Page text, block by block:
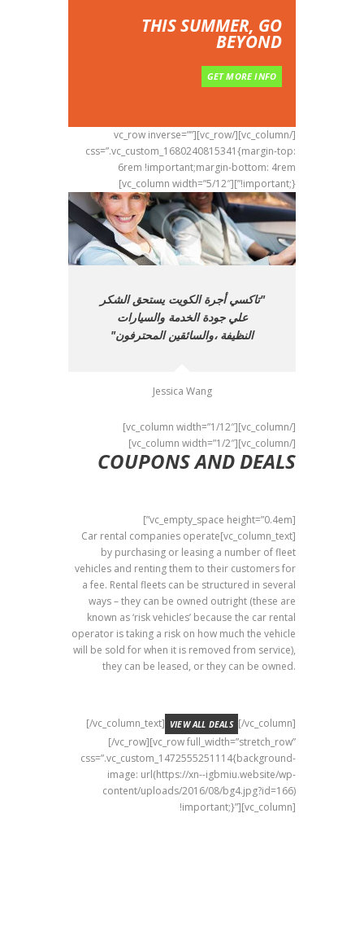
THIS SUMMER, GO
BEYOND
GET MORE INFO
[/vc_column][/vc_row][vc_row inverse=””
css=”.vc_custom_1680240815341{margin-top:
6rem !important;margin-bottom: 4rem
!important;}”][vc_column width=”5/12″]
تاكسي أجرة الكويت يستحق الشكر
علي جودة الخدمة والسيارات
النظيفة ،والسائقين المحترفون
Jessica Wang
[/vc_column][vc_column width=”1/12″]
[/vc_column][vc_column width=”1/2″]
COUPONS AND DEALS
[vc_empty_space height=”0.4em”]
[vc_column_text]Car rental companies operate
by purchasing or leasing a number of fleet
vehicles and renting them to their customers for
a fee. Rental fleets can be structured in several
ways – they can be owned outright (these are
known as ‘risk vehicles’ because the car rental
operator is taking a risk on how much the vehicle
will be sold for when it is removed from service),
they can be leased, or they can be owned.
[/vc_column_text] VIEW ALL DEALS [/vc_column]
[/vc_row][vc_row full_width=”stretch_row”
css=”.vc_custom_1472555251114{background-
image: url(https://xn--igbmiu.website/wp-
content/uploads/2016/08/bg4.jpg?id=166)
!important;}”][vc_column]